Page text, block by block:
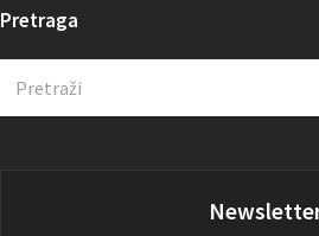
Pretraga